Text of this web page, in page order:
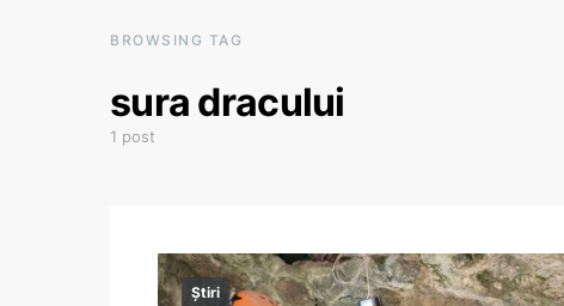
BROWSING TAG
sura dracului
1 post
Știri